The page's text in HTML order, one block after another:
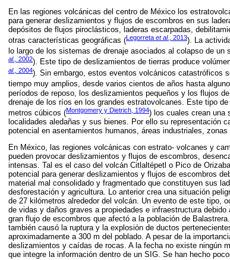
En las regiones volcánicas del centro de México los
para generar deslizamientos y flujos de escombros en sus
depósitos de flujos piroclásticos, laderas escarpadas,
otras características geográficas (Legorreta et al., 2013). La
lo largo de los sistemas de drenaje asociados al colapso de un
al., 2002). Este tipo de deslizamientos de tierras produce
al.,
2004). Sin embargo, estos eventos volcánicos catastróficos
tiempo muy amplios, desde varios cientos de años hasta
períodos de reposo, los deslizamientos pequeños y los flujos
drenaje de los ríos en los grandes estratovolcanes. Este tipo
metros cúbicos (Montgomery y Dietrich, 1994) los cuales crean una
localidades aledañas y sus bienes. Por ello su representación
potencial en asentamientos humanos, áreas industriales,
En México, las regiones volcánicas con estrato- volcanes y
pueden provocar deslizamientos y flujos de escombros,
intensas. Tal es el caso del volcán Citlaltépetl o Pico de
potencial para generar deslizamientos y flujos de escombros
material mal consolidado y fragmentado que constituyen sus
desforestación y agricultura. Lo anterior crea una situación
de 27 kilómetros alrededor del volcán. Un evento de este tipo,
de vidas y daños graves a propiedades e infraestructura
gran flujo de escombros que afectó a la población de
también causó la ruptura y la explosión de ductos
aproximadamente a 300 m del poblado. A pesar de la
deslizamientos y caídas de rocas. A la fecha no existe ningún
que integre la información dentro de un SIG. Se han hecho